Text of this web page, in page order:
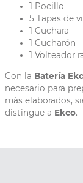
1 Pocillo
5 Tapas de
1 Cuchara
1 Cucharón
1 Volteador
Con la Batería
necesario para
más elaborados,
distingue a Ekco.